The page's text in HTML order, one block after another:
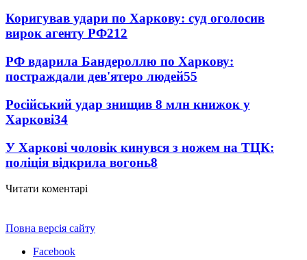
Коригував удари по Харкову: суд оголосив
вирок агенту РФ212
РФ вдарила Бандероллю по Харкову:
постраждали дев'ятеро людей55
Російський удар знищив 8 млн книжок у
Харкові34
У Харкові чоловік кинувся з ножем на ТЦК:
поліція відкрила вогонь8
Читати коментарі
Повна версія сайту
Facebook